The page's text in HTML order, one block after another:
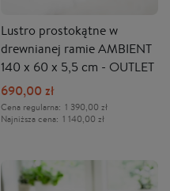
Lustro prostokątne w
drewnianej ramie AMBIENT
140 x 60 x 5,5 cm - OUTLET
690,00 zł
Cena regularna: 1 390,00 zł
Najniższa cena: 1 140,00 zł